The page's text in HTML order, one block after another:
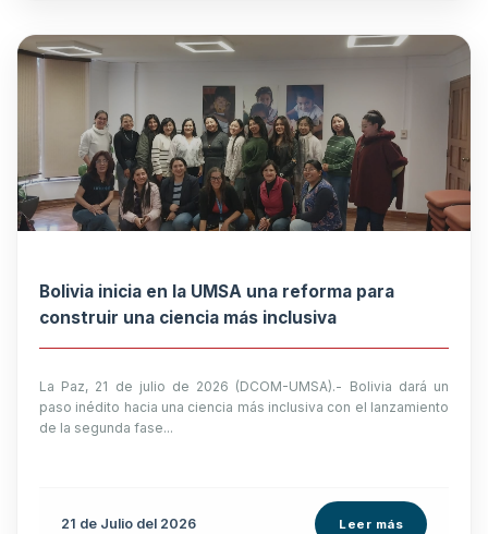
Bolivia inicia en la UMSA una reforma para
construir una ciencia más inclusiva
La Paz, 21 de julio de 2026 (DCOM-UMSA).- Bolivia dará un
paso inédito hacia una ciencia más inclusiva con el lanzamiento
de la segunda fase...
21 de Julio del 2026 Leer más